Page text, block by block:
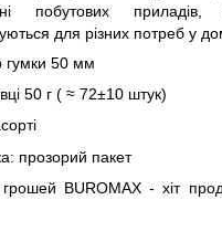
побутових
для різних потреб у
гумки 50 мм
50 г ( ≈ 72±10 штук)
прозорий пакет
BUROMAX - хіт